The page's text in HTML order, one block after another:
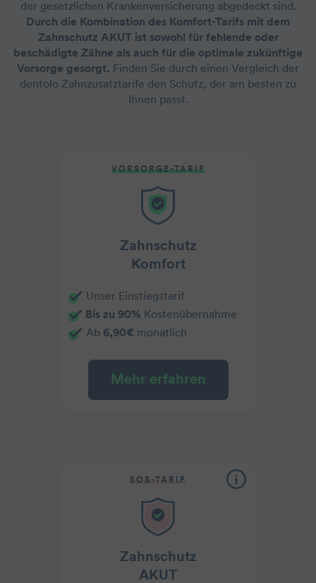
der gesetzlichen Krankenversicherung abgedeckt sind.
Durch die Kombination des Komfort-Tarifs mit dem
Zahnschutz AKUT ist sowohl für fehlende oder
beschädigte Zähne als auch für die optimale zukünftige
Vorsorge gesorgt. Finden Sie durch einen Vergleich der
dentolo Zahnzusatztarife den Schutz, der am besten zu
Ihnen passt.
VORSORGE-TARIF
Zahnschutz
Komfort
Unser Einstiegstarif
Bis zu 90% Kostenübernahme
Ab 6,90€ monatlich
Mehr erfahren
SOS-TARIF
Zahnschutz
AKUT